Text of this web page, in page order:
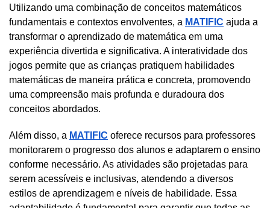
Utilizando uma combinação de conceitos matemáticos
fundamentais e contextos envolventes, a MATIFIC ajuda a
transformar o aprendizado de matemática em uma
experiência divertida e significativa. A interatividade dos
jogos permite que as crianças pratiquem habilidades
matemáticas de maneira prática e concreta, promovendo
uma compreensão mais profunda e duradoura dos
conceitos abordados.
Além disso, a MATIFIC oferece recursos para professores
monitorarem o progresso dos alunos e adaptarem o ensino
conforme necessário. As atividades são projetadas para
serem acessíveis e inclusivas, atendendo a diversos
estilos de aprendizagem e níveis de habilidade. Essa